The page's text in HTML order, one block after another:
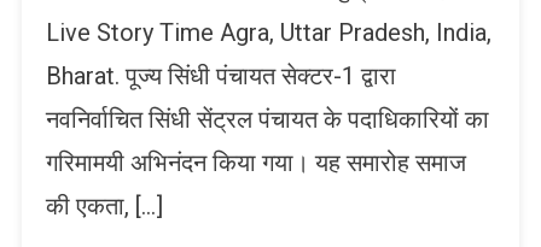
Live Story Time Agra, Uttar Pradesh, India,
Bharat. पूज्य सिंधी पंचायत सेक्टर-1 द्वारा
नवनिर्वाचित सिंधी सेंट्रल पंचायत के पदाधिकारियों का
गरिमामयी अभिनंदन किया गया। यह समारोह समाज
की एकता, […]